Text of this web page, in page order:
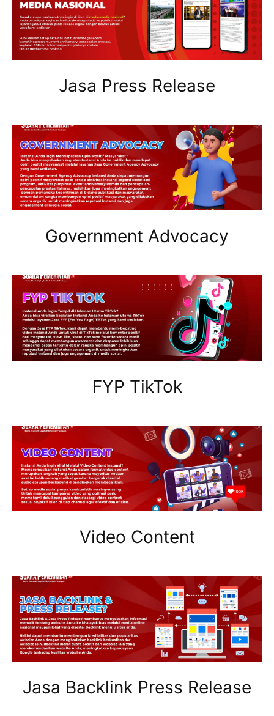
Jasa Press Release
Government Advocacy
FYP TikTok
Video Content
Jasa Backlink Press Release